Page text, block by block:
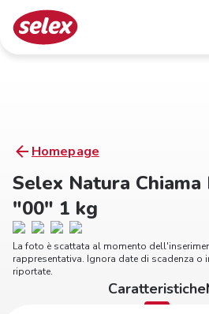
Homepage
Selex Natura Chiama
"00" 1 kg
La foto è scattata al momento
rappresentativa. Ignora date di scadenza
riportate.
Caratteristiche